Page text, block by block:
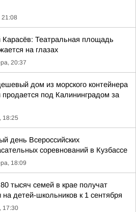
21:08
Карасёв: Театральная площадь
на глазах
20:37
дом из морского контейнера
продается под Калининградом за
18:25
день Всероссийских
соревнований в Кузбассе
18:09
тысяч семей в крае получат
детей-школьников к 1 сентября
17:30